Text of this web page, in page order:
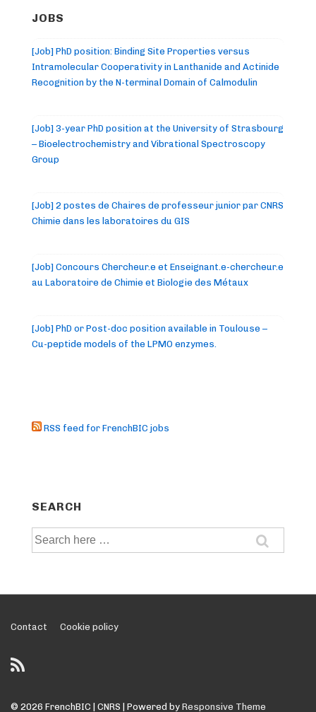
JOBS
[Job] PhD position: Binding Site Properties versus
Intramolecular Cooperativity in Lanthanide and Actinide
Recognition by the N-terminal Domain of Calmodulin
[Job] 3-year PhD position at the University of Strasbourg
– Bioelectrochemistry and Vibrational Spectroscopy
Group
[Job] 2 postes de Chaires de professeur junior par CNRS
Chimie dans les laboratoires du GIS
[Job] Concours Chercheur.e et Enseignant.e-chercheur.e
au Laboratoire de Chimie et Biologie des Métaux
[Job] PhD or Post-doc position available in Toulouse –
Cu-peptide models of the LPMO enzymes.
RSS feed for FrenchBIC jobs
SEARCH
Search
Footer
Menu
Contact Cookie policy
© 2026 FrenchBIC | CNRS | Powered by Responsive Theme